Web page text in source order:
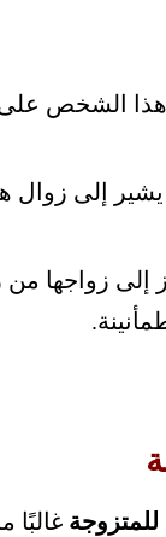
الشخص على
إلى زوال
زواجها من
غالبًا